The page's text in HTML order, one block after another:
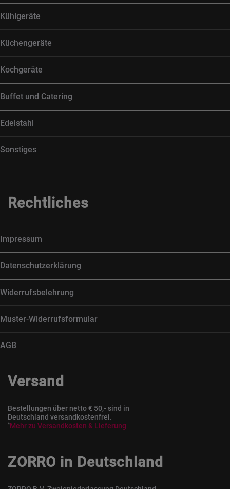
Kühlgeräte
Küchengeräte
Kochgeräte
Buffet und Catering
Edelstahl
Sonstiges
Rechtliches
Impressum
Datenschutzerklärung
Widerrufsbelehrung
Muster-Widerrufsformular
AGB
Versand
Bestellungen über netto € 50,- sind in
Deutschland versandkostenfrei.
*Mehr zu Versandkosten & Lieferung
ZORRO in Deutschland